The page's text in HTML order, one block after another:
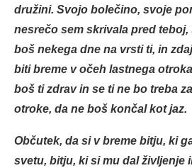
družini. Svojo bolečino, svoje
nesrečo sem skrivala pred teboj,
boš nekega dne na vrsti ti, in
biti breme v očeh lastnega
boš ti zdrav in se ti ne bo treba
otroke, da ne boš končal kot jaz.
Občutek, da si v breme bitju, ki
svetu, bitju, ki si mu dal življenje